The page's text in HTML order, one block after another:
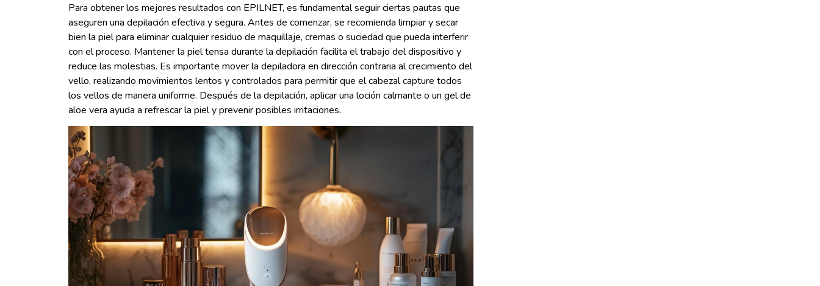
Para obtener los mejores resultados con EPILNET, es fundamental seguir ciertas pautas que
aseguren una depilación efectiva y segura. Antes de comenzar, se recomienda limpiar y secar
bien la piel para eliminar cualquier residuo de maquillaje, cremas o suciedad que pueda interferir
con el proceso. Mantener la piel tensa durante la depilación facilita el trabajo del dispositivo y
reduce las molestias. Es importante mover la depiladora en dirección contraria al crecimiento del
vello, realizando movimientos lentos y controlados para permitir que el cabezal capture todos
los vellos de manera uniforme. Después de la depilación, aplicar una loción calmante o un gel de
aloe vera ayuda a refrescar la piel y prevenir posibles irritaciones.